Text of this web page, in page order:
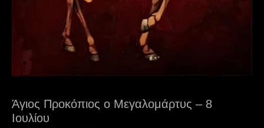
Άγιος Προκόπιος ο Μεγαλομάρτυς – 8
Ιουλίου